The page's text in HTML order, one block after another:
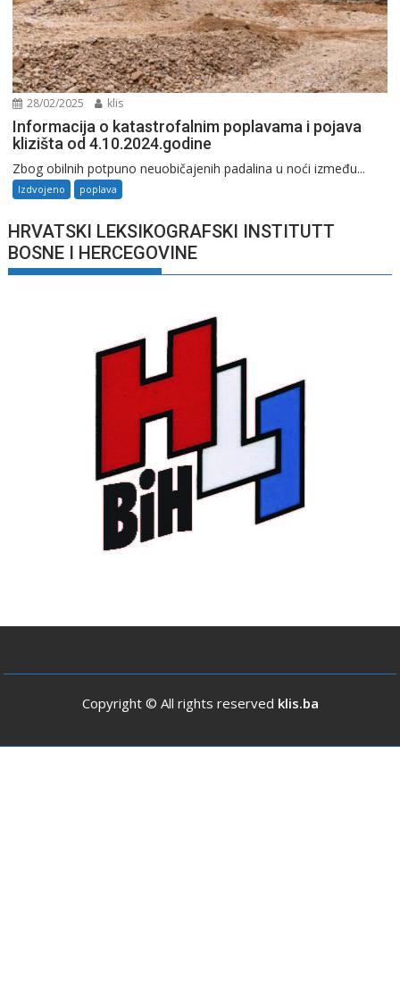
28/02/2025 klis
Informacija o katastrofalnim poplavama i pojava
klizišta od 4.10.2024.godine
Zbog obilnih potpuno neuobičajenih padalina u noći između...
Izdvojeno poplava
HRVATSKI LEKSIKOGRAFSKI INSTITUTT
BOSNE I HERCEGOVINE
Copyright © All rights reserved klis.ba